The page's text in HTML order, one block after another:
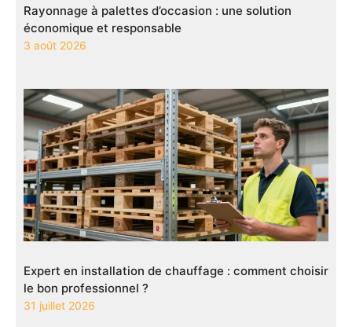
Rayonnage à palettes d’occasion : une solution
économique et responsable
3 août 2026
Expert en installation de chauffage : comment choisir
le bon professionnel ?
31 juillet 2026